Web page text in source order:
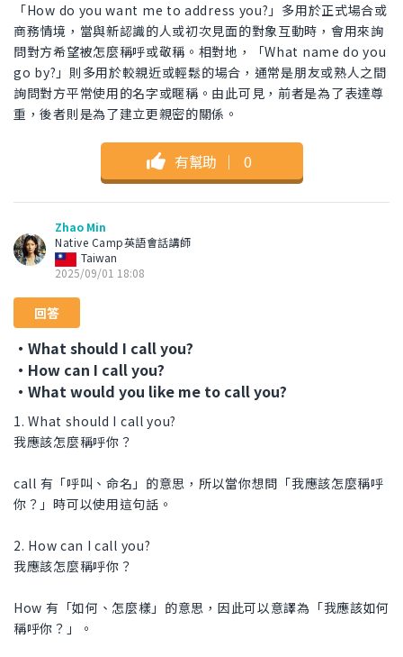
「How do you want me to address you?」多用於正式場合或
商務情境，當與新認識的人或初次見面的對象互動時，會用來詢
問對方希望被怎麼稱呼或敬稱。相對地，「What name do you
go by?」則多用於較親近或輕鬆的場合，通常是朋友或熟人之間
詢問對方平常使用的名字或暱稱。由此可見，前者是為了表達尊
重，後者則是為了建立更親密的關係。
有幫助 ｜ 0
Zhao Min
Native Camp英語會話講師
Taiwan
2025/09/01 18:08
回答
・What should I call you?
・How can I call you?
・What would you like me to call you?
1. What should I call you?
我應該怎麼稱呼你？
call 有「呼叫、命名」的意思，所以當你想問「我應該怎麼稱呼
你？」時可以使用這句話。
2. How can I call you?
我應該怎麼稱呼你？
How 有「如何、怎麼樣」的意思，因此可以意譯為「我應該如何
稱呼你？」。